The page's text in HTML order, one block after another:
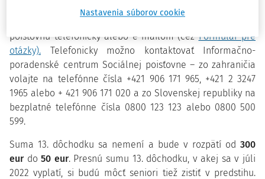
S akoukoľvek otázkou týkajúcou sa vyplnenia alebo
poisťovňu telefonicky alebo e-mailom (cez Formulár pre
otázky). Telefonicky možno kontaktovať Informačno-
poradenské centrum Sociálnej poisťovne – zo zahraničia
volajte na telefónne čísla +421 906 171 965, +421 2 3247
1965 alebo + 421 906 171 020 a zo Slovenskej republiky na
bezplatné telefónne čísla 0800 123 123 alebo 0800 500
599.
Suma 13. dôchodku sa nemení a bude v rozpätí od 300
eur do50 eur. Presnú sumu 13. dôchodku, v akej sa v júli
2022 vyplatí, si budú môcť seniori tiež zistiť v predstihu.
Nastavenia súborov cookie